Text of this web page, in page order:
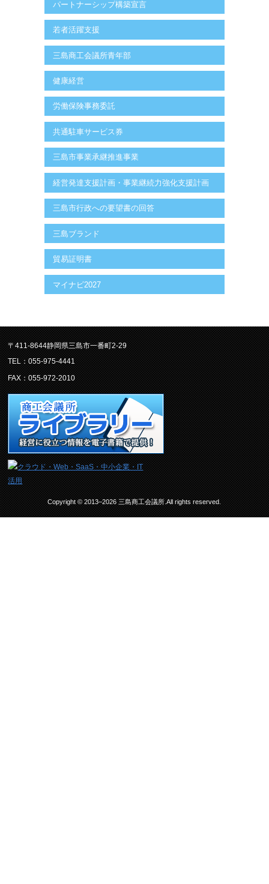
パートナーシップ構築宣言
若者活躍支援
三島商工会議所青年部
健康経営
労働保険事務委託
共通駐車サービス券
三島市事業承継推進事業
経営発達支援計画・事業継続力強化支援計画
三島市行政への要望書の回答
三島ブランド
貿易証明書
マイナビ2027
〒411-8644静岡県三島市一番町2-29
TEL：055-975-4441
FAX：055-972-2010
Copyright © 2013–2026 三島商工会議所.All rights reserved.